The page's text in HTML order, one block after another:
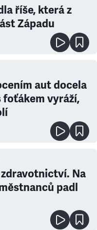
říše, která z
Západu
aut docela
foťákem vyráží,
Na
padl